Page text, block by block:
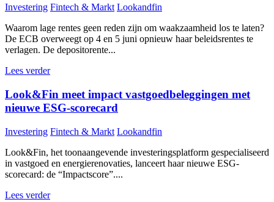
Investering Fintech & Markt Lookandfin
Waarom lage rentes geen reden zijn om waakzaamheid los te laten?
De ECB overweegt op 4 en 5 juni opnieuw haar beleidsrentes te
verlagen. De depositorente...
Lees verder
Look&Fin meet impact vastgoedbeleggingen met
nieuwe ESG-scorecard
Investering Fintech & Markt Lookandfin
Look&Fin, het toonaangevende investeringsplatform gespecialiseerd
in vastgoed en energierenovaties, lanceert haar nieuwe ESG-
scorecard: de “Impactscore”....
Lees verder